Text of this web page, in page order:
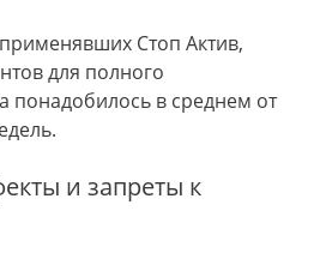
Стоп Актив,
для полного
понадобилось в среднем от
и запреты к